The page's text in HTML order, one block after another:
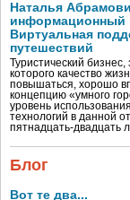
Наталья
информационный
Виртуальная
путешествий
Туристический бизнес,
которого качество
повышаться, хорошо
концепцию «умного
уровень
технологий в данной
пятнадцать-двадцать
Блог
Вот те два...